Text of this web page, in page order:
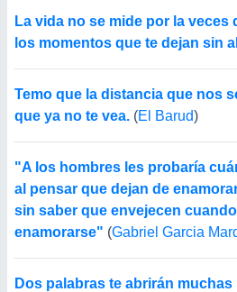
La vida no se mide por la
los momentos que te dejan sin
Temo que la distancia que nos
que ya no te vea. (El Barud)
"A los hombres les probaría
al pensar que dejan de
sin saber que envejecen
enamorarse" (Gabriel Garcia
Dos palabras te abrirán muchas